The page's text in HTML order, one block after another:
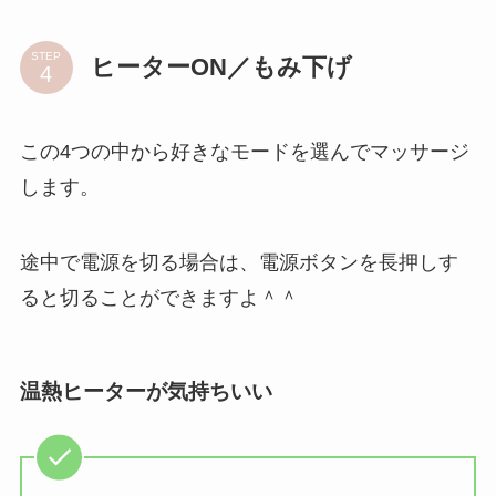
STEP ヒーターON／もみ下げ
この4つの中から好きなモードを選んでマッサージ
します。
途中で電源を切る場合は、電源ボタンを長押しす
ると切ることができますよ＾＾
温熱ヒーターが気持ちいい